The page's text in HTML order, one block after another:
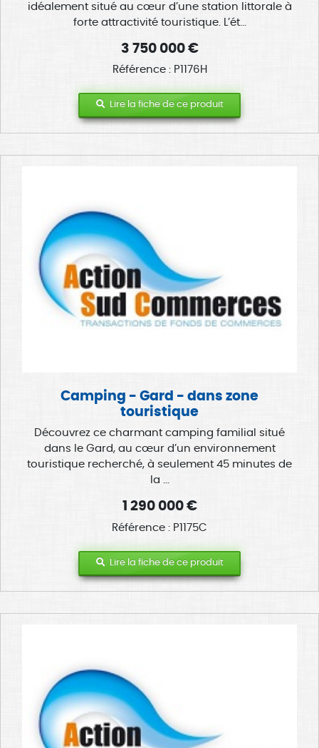
idéalement situé au cœur d’une station littorale à
forte attractivité touristique. L’ét...
3 750 000 €
Référence : P1176H
Lire la fiche de ce produit
Camping - Gard - dans zone
touristique
Découvrez ce charmant camping familial situé
dans le Gard, au cœur d’un environnement
touristique recherché, à seulement 45 minutes de
la ...
1 290 000 €
Référence : P1175C
Lire la fiche de ce produit